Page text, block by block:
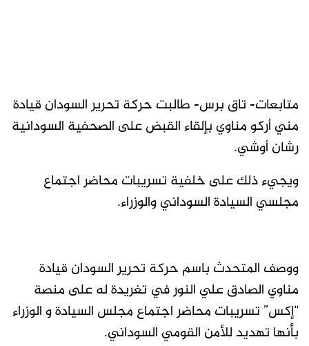
متابعات- تاق برس- طالبت حركة تحرير السودان قيادة
مني أركو مناوي بإلقاء القبض على الصحفية السودانية
رشان أوشي.
ويجيء ذلك على خلفية تسريبات محاضر اجتماع
مجلسي السيادة السوداني والوزراء.
ووصف المتحدث باسم حركة تحرير السودان قيادة
مناوي الصادق علي النور في تغريدة له على منصة
“إكس” تسريبات محاضر اجتماع مجلس السيادة و الوزراء
بأنها تهديد للأمن القومي السوداني.